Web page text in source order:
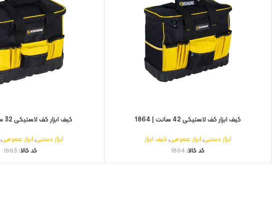
کیف ابزار کف لاستیکی 42 سانت | 1864
ابزار دستی,ابزار عمومی,کیف ابزار
کد کالا: 1864
کیف ابزار کف لاستیکی 32 سانت | 1863
ابزار دستی,ابزار عمومی,
کد کالا: 1863